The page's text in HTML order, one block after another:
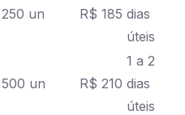
250 un R$ 185 dias
úteis
500 un R$ 210
1 a 2
dias
úteis